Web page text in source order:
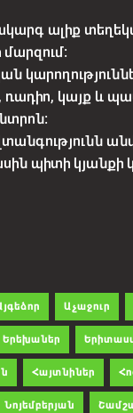
ալիք
ռադիո, կայք և
պիտի կյանքի
Աչաջուր
Երեխաներ
Հայտնիներ
Նոյեմբերյան